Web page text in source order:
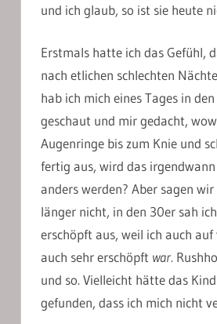
und ich glaub, so ist sie heute
Erstmals hatte ich das Gefühl,
nach etlichen schlechten
hab ich mich eines Tages in
geschaut und mir gedacht,
Augenringe bis zum Knie und
fertig aus, wird das
anders werden? Aber sagen
länger nicht, in den 30er sah
erschöpft aus, weil ich auch auf
auch sehr erschöpft war.
und so. Vielleicht hätte das
gefunden, dass ich mich nicht